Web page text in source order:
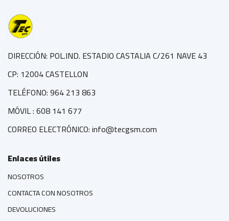
DIRECCIÓN: POL.IND. ESTADIO CASTALIA C/261 NAVE 43
CP: 12004 CASTELLON
TELÉFONO: 964 213 863
MÓVIL : 608 141 677
CORREO ELECTRÓNICO: info@tecgsm.com
Enlaces útiles
NOSOTROS
CONTACTA CON NOSOTROS
DEVOLUCIONES